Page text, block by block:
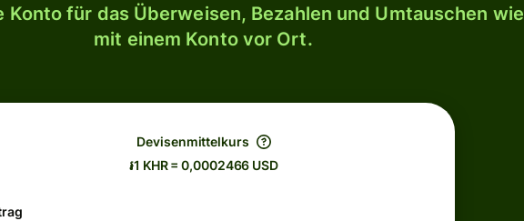
Konto für das Überweisen, Bezahlen und Umtauschen wie
mit einem Konto vor Ort.
Devisenmittelkurs
៛1 KHR = 0,0002466 USD